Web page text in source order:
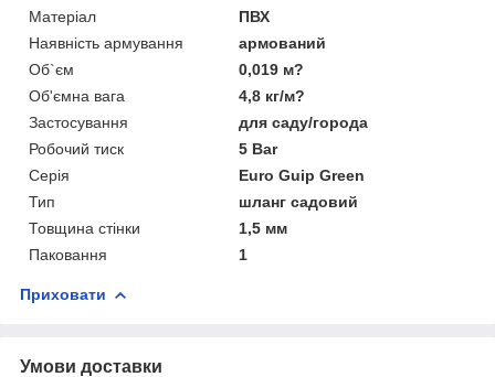
Матеріал
ПВХ
Наявність армування
армований
Об`єм
0,019 м?
Об'ємна вага
4,8 кг/м?
Застосування
для саду/города
Робочий тиск
5 Bar
Серія
Euro Guip Green
Тип
шланг садовий
Товщина стінки
1,5 мм
Паковання
1
Приховати
Умови доставки